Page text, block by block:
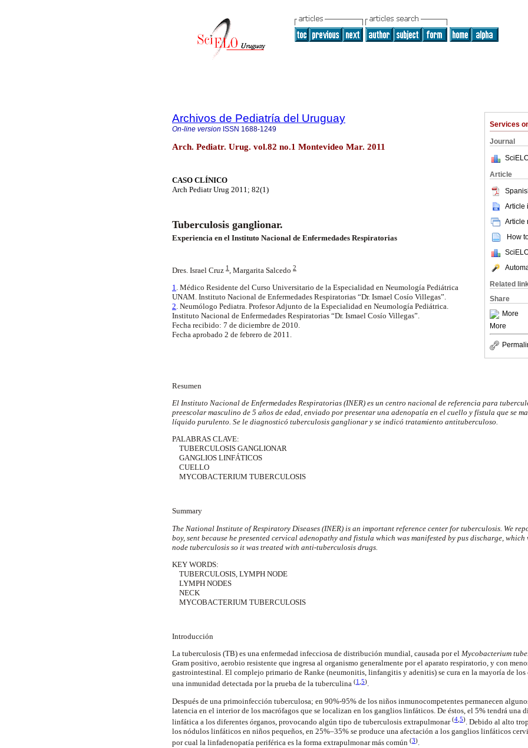
Services
Journal
Article
Article
Article
How
Related
Share
More
More
Archivos de Pediatría del Uruguay
On-line version ISSN 1688-1249
Arch. Pediatr. Urug. vol.82 no.1 Montevideo Mar. 2011
CASO CLÍNICO
Arch Pediatr Urug 2011; 82(1)
Tuberculosis ganglionar.
Experiencia en el Instituto Nacional de Enfermedades Respiratorias
Dres. Israel Cruz 1 Margarita Salcedo 2
1. Médico Residente del Curso Universitario de la Especialidad en Neumología Pediátrica
UNAM. Instituto Nacional de Enfermedades Respiratorias “Dr. Ismael Cosío Villegas”.
2. Neumólogo Pediatra. Profesor Adjunto de la Especialidad en Neumología Pediátrica.
Instituto Nacional de Enfermedades Respiratorias “Dr. Ismael Cosío Villegas”.
Fecha recibido: 7 de diciembre de 2010.
Fecha aprobado 2 de febrero de 2011.
Resumen
El Instituto Nacional de Enfermedades Respiratorias (INER) es un centro nacional de referencia para
preescolar masculino de 5 años de edad, enviado por presentar una adenopatía en el cuello y fístula que se
líquido purulento. Se le diagnosticó tuberculosis ganglionar y se indicó tratamiento antituberculoso.
PALABRAS CLAVE:
TUBERCULOSIS GANGLIONAR
GANGLIOS LINFÁTICOS
CUELLO
MYCOBACTERIUM TUBERCULOSIS
Summary
The National Institute of Respiratory Diseases (INER) is an important reference center for tuberculosis. We
boy, sent because he presented cervical adenopathy and fistula which was manifested by pus discharge, which
node tuberculosis so it was treated with anti-tuberculosis drugs.
KEY WORDS:
TUBERCULOSIS, LYMPH NODE
LYMPH NODES
NECK
MYCOBACTERIUM TUBERCULOSIS
Introducción
La tuberculosis (TB) es una enfermedad infecciosa de distribución mundial, causada por el Mycobacterium
Gram positivo, aerobio resistente que ingresa al organismo generalmente por el aparato respiratorio, y con
gastrointestinal. El complejo primario de Ranke (neumonitis, linfangitis y adenitis) se cura en la mayoría de los
una inmunidad detectada por la prueba de la tuberculina (1 5).
Después de una primoinfección tuberculosa; en 90%-95% de los niños inmunocompetentes permanecen
latencia en el interior de los macrófagos que se localizan en los ganglios linfáticos. De éstos, el 5% tendrá una
linfática a los diferentes órganos, provocando algún tipo de tuberculosis extrapulmonar(4 5). Debido al alto
los nódulos linfáticos en niños pequeños, en 25%–35% se produce una afectación a los ganglios linfáticos
por cual la linfadenopatía periférica es la forma extrapulmonar más común (3).